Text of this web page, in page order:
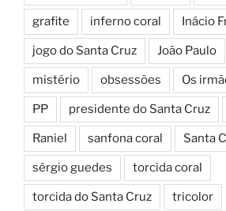
grafite inferno coral Inácio
jogo do Santa Cruz João Paulo
mistério obsessões Os
PP presidente do Santa Cruz
Raniel sanfona coral Santa
sérgio guedes torcida coral
torcida do Santa Cruz tricolor